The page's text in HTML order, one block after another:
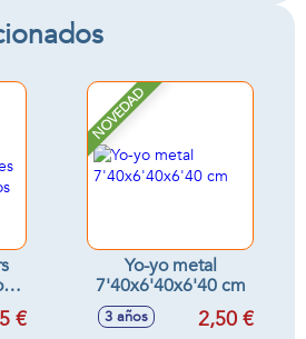
€
NOVEDAD
Yo-yo metal
7'40x6'40x6'40 cm
3 años 2,50 €